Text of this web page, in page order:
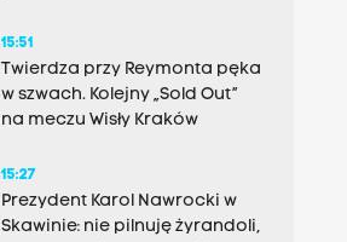
15:51
Twierdza przy Reymonta pęka
w szwach. Kolejny „Sold Out”
na meczu Wisły Kraków
15:27
Prezydent Karol Nawrocki w
Skawinie: nie pilnuję żyrandoli,